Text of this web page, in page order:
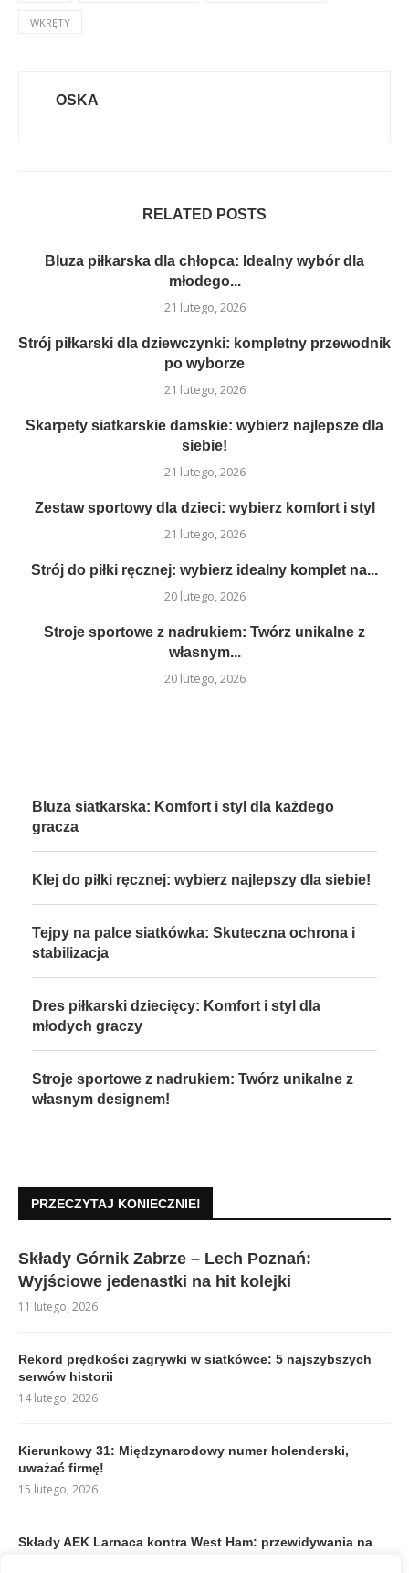
WKRĘTY
OSKA
RELATED POSTS
Bluza piłkarska dla chłopca: Idealny wybór dla
młodego...
21 lutego, 2026
Strój piłkarski dla dziewczynki: kompletny przewodnik
po wyborze
21 lutego, 2026
Skarpety siatkarskie damskie: wybierz najlepsze dla
siebie!
21 lutego, 2026
Zestaw sportowy dla dzieci: wybierz komfort i styl
21 lutego, 2026
Strój do piłki ręcznej: wybierz idealny komplet na...
20 lutego, 2026
Stroje sportowe z nadrukiem: Twórz unikalne z
własnym...
20 lutego, 2026
Bluza siatkarska: Komfort i styl dla każdego
gracza
Klej do piłki ręcznej: wybierz najlepszy dla siebie!
Tejpy na palce siatkówka: Skuteczna ochrona i
stabilizacja
Dres piłkarski dziecięcy: Komfort i styl dla
młodych graczy
Stroje sportowe z nadrukiem: Twórz unikalne z
własnym designem!
PRZECZYTAJ KONIECZNIE!
Składy Górnik Zabrze – Lech Poznań:
Wyjściowe jedenastki na hit kolejki
11 lutego, 2026
Rekord prędkości zagrywki w siatkówce: 5 najszybszych
serwów historii
14 lutego, 2026
Kierunkowy 31: Międzynarodowy numer holenderski,
uważać firmę!
15 lutego, 2026
Składy AEK Larnaca kontra West Ham: przewidywania na